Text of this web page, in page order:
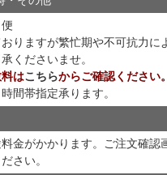
りますが繁忙期や不可抗力に
くださいませ。
はこちらからご確認ください。
間帯指定承ります。
金がかかります。ご注文確認
さい。